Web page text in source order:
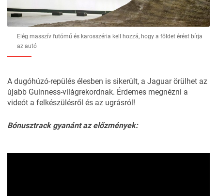
Elég masszív futómű és karosszéria kell hozzá, hogy a földet érést bírja
az autó
A dugóhúzó-repülés élesben is sikerült, a Jaguar örülhet az
újabb Guinness-világrekordnak. Érdemes megnézni a
videót a felkészülésről és az ugrásról!
Bónusztrack gyanánt az előzmények: